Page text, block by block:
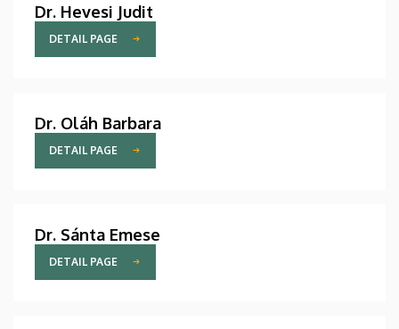
Dr. Hevesi Judit
DETAIL PAGE
Dr. Oláh Barbara
DETAIL PAGE
Dr. Sánta Emese
DETAIL PAGE